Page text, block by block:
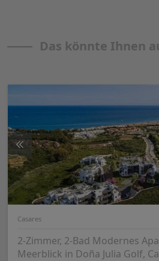
Das könnte Ihnen
Casares
2-Zimmer, 2-Bad Modernes
Meerblick in Doña Julia Golf,